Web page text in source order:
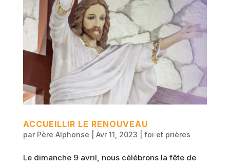
ACCUEILLIR LE RENOUVEAU
par Père Alphonse Avr 11, 2023 foi et prières
Le dimanche 9 avril, nous célébrons la fête de